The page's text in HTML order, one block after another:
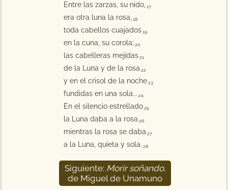
Entre las zarzas, su nido, 17
era otra luna la rosa, 18
toda cabellos cuajados 19
en la cuna, su corola; 20
las cabelleras mejidas 21
de la Luna y de la rosa 22
y en el crisol de la noche 23
fundidas en una sola... 24
En el silencio estrellado 25
la Luna daba a la rosa 26
mientras la rosa se daba 27
a la Luna, quieta y sola. 28
Siguiente: Morir soñando,
de Miguel de Unamuno